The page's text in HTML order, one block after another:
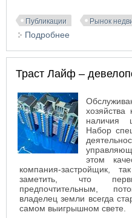
Публикации Рынок
Подробнее
Траст Лайф –
хозяйства
наличия
Набор
этом
компания-застройщик,
заметить, что
предпочтительным,
владелец земли всегда
самом выигрышном свете.